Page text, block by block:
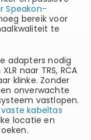
Speakon-
bereik voor
te
adapters nodig
naar TRS, RCA
klinke. Zonder
onverwachte
vastlopen.
kabeltas
locatie en